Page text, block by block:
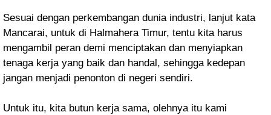
Sesuai dengan perkembangan dunia industri, lanjut kata
Mancarai, untuk di Halmahera Timur, tentu kita harus
mengambil peran demi menciptakan dan menyiapkan
tenaga kerja yang baik dan handal, sehingga kedepan
jangan menjadi penonton di negeri sendiri.
Untuk itu, kita butun kerja sama, olehnya itu kami